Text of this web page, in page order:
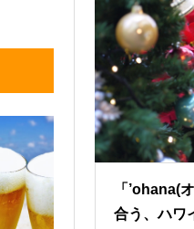
「’ohana(
合う、ハワ